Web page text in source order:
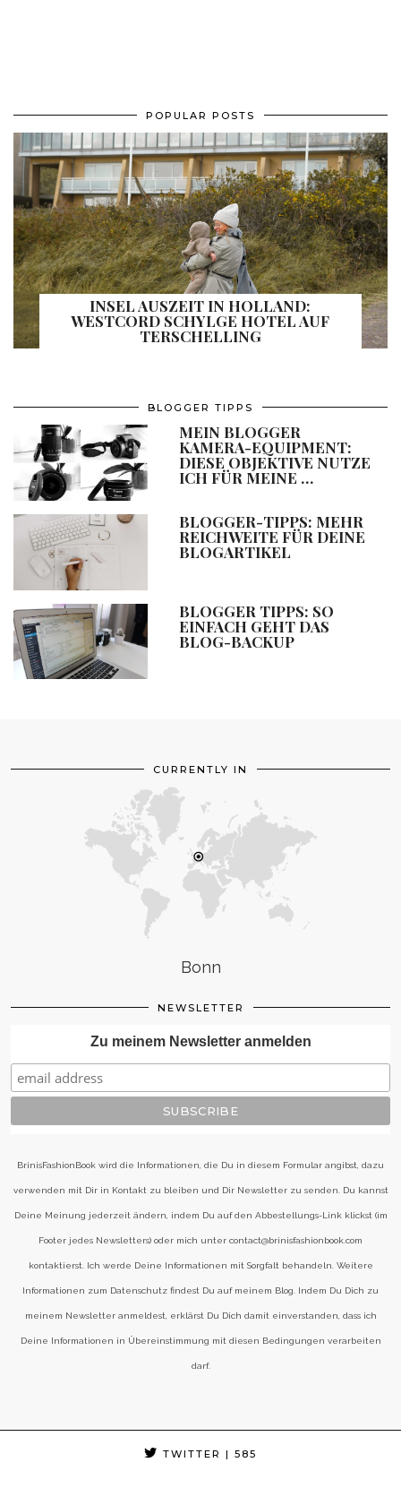
POPULAR POSTS
INSEL AUSZEIT IN HOLLAND:
WESTCORD SCHYLGE HOTEL AUF
TERSCHELLING
BLOGGER TIPPS
MEIN BLOGGER
KAMERA-EQUIPMENT:
DIESE OBJEKTIVE NUTZE
ICH FÜR MEINE …
BLOGGER-TIPPS: MEHR
REICHWEITE FÜR DEINE
BLOGARTIKEL
BLOGGER TIPPS: SO
EINFACH GEHT DAS
BLOG-BACKUP
CURRENTLY IN
Bonn
NEWSLETTER
Zu meinem Newsletter anmelden
BrinisFashionBook wird die Informationen, die Du in diesem Formular angibst, dazu
verwenden mit Dir in Kontakt zu bleiben und Dir Newsletter zu senden. Du kannst
Deine Meinung jederzeit ändern, indem Du auf den Abbestellungs-Link klickst (im
Footer jedes Newsletters) oder mich unter contact@brinisfashionbook.com
kontaktierst. Ich werde Deine Informationen mit Sorgfalt behandeln. Weitere
Informationen zum Datenschutz findest Du auf meinem Blog. Indem Du Dich zu
meinem Newsletter anmeldest, erklärst Du Dich damit einverstanden, dass ich
Deine Informationen in Übereinstimmung mit diesen Bedingungen verarbeiten
darf.
TWITTER | 585